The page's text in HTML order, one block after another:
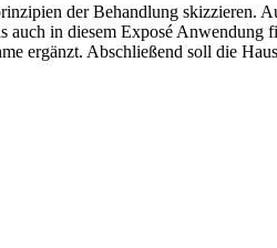
der Behandlung skizzieren.
in diesem Exposé
ergänzt. Abschließend soll die